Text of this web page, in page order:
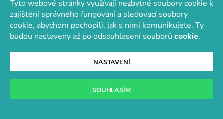
Tyto webové stránky využívají nezbytné soubory cookie k
zajištění správného fungování a sledovací soubory
cookie, abychom pochopili, jak s nimi komunikujete. Ty
budou nastaveny až po odsouhlasení souborů cookie.
NASTAVENÍ
SOUHLASÍM
+420 725 657 656
+420 776 848 482
Facebook
Velkoobchod s korálky a komponentyTvořit je radost